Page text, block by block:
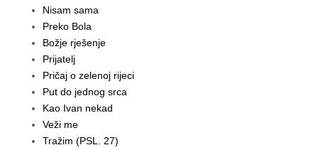
Nisam sama
Preko Bola
Božje rješenje
Prijatelj
Pričaj o zelenoj rijeci
Put do jednog srca
Kao Ivan nekad
Veži me
Tražim (PSL. 27)